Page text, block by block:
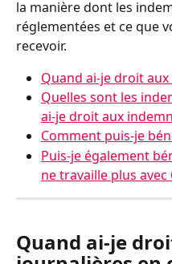
la manière dont les
réglementées et ce que
recevoir.
Quand ai-je droit
Quelles sont les
ai-je droit aux
Comment puis-je
Puis-je également
ne travaille plus avec
Quand ai-je